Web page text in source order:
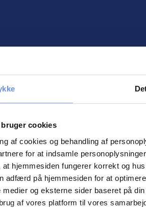
bruger cookies
af cookies og behandling af
for at indsamle
hjemmesiden fungerer korrekt og
adfærd på hjemmesiden for at
medier og eksterne sider baseret på
af vores platform til vores